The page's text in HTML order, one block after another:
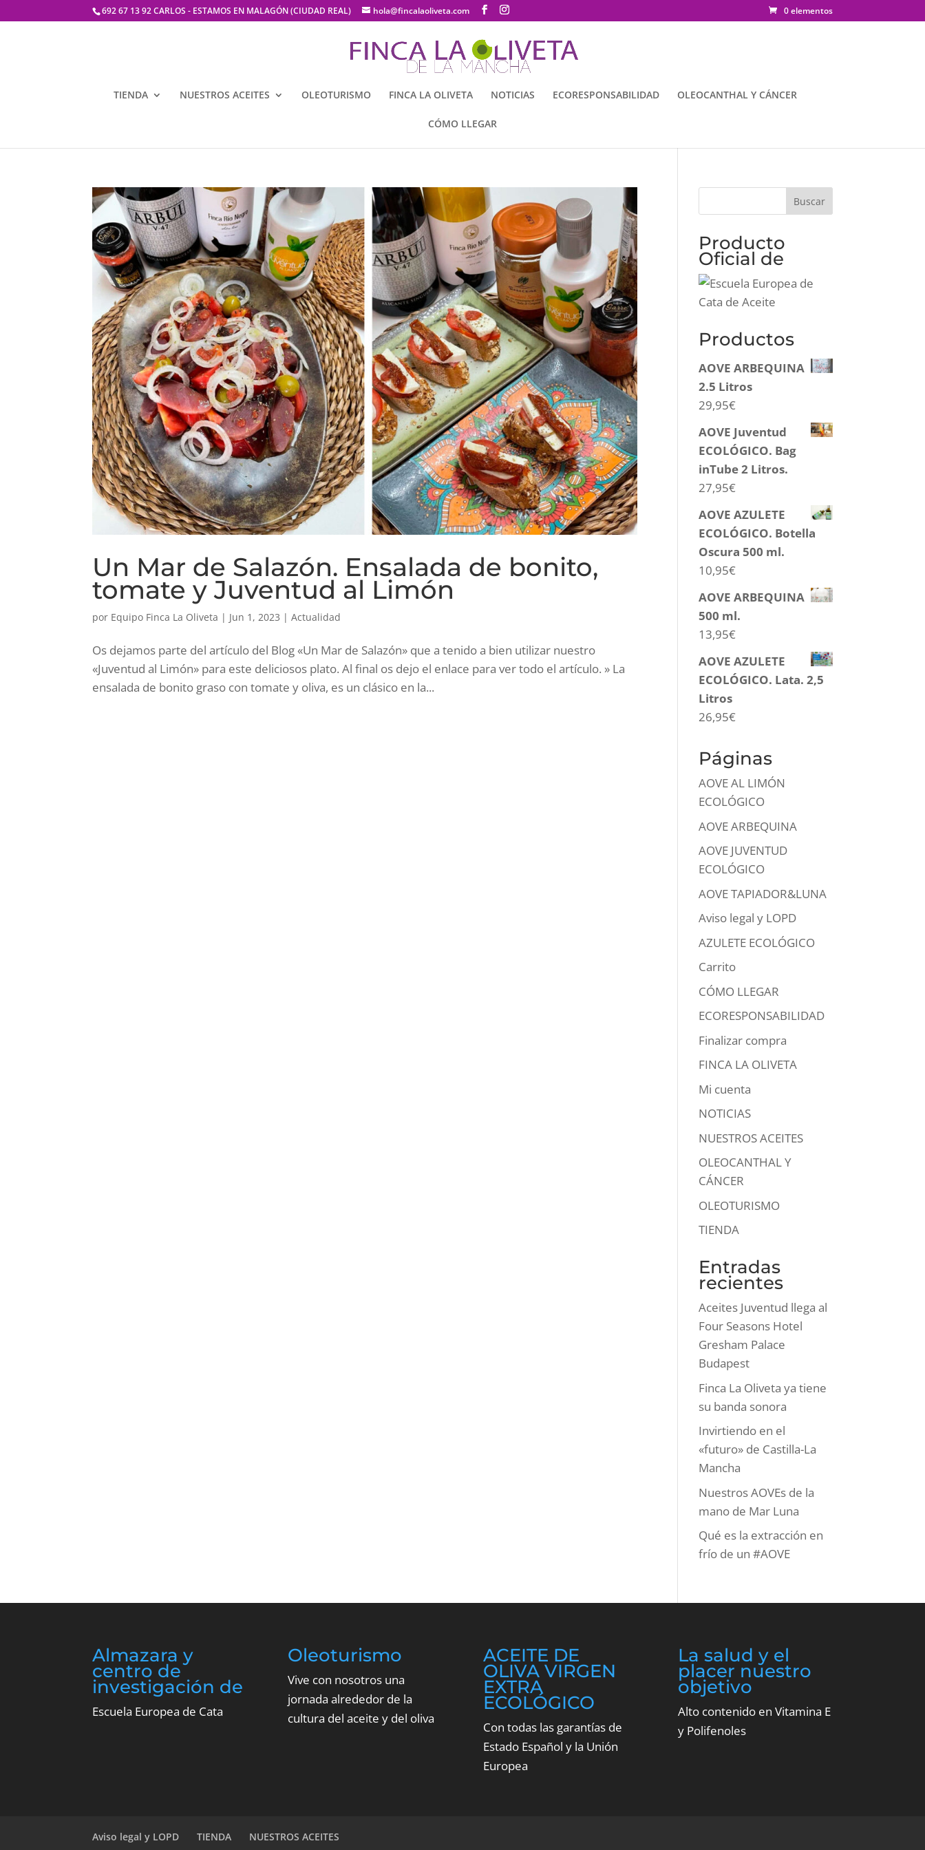
692 67 13 92 CARLOS - ESTAMOS EN MALAGÓN (CIUDAD REAL) hola@fincalaoliveta.com 0 elementos
TIENDA NUESTROS ACEITES OLEOTURISMO FINCA LA OLIVETA NOTICIAS ECORESPONSABILIDAD OLEOCANTHAL Y CÁNCER
CÓMO LLEGAR
Un Mar de Salazón. Ensalada de bonito,
tomate y Juventud al Limón
por Equipo Finca La Oliveta | Jun 1, 2023 |Actualidad
Os dejamos parte del artículo del Blog «Un Mar de Salazón» que a tenido a bien utilizar nuestro
«Juventud al Limón» para este deliciosos plato. Al final os dejo el enlace para ver todo el artículo. » La
ensalada de bonito graso con tomate y oliva, es un clásico en la...
Producto
Oficial de
Productos
AOVE ARBEQUINA
2.5 Litros
29,95€
AOVE Juventud
ECOLÓGICO. Bag
inTube 2 Litros.
27,95€
AOVE AZULETE
ECOLÓGICO. Botella
Oscura 500 ml.
10,95€
AOVE ARBEQUINA
500 ml.
13,95€
AOVE AZULETE
ECOLÓGICO. Lata. 2,5
Litros
26,95€
Páginas
AOVE AL LIMÓN
ECOLÓGICO
AOVE ARBEQUINA
AOVE JUVENTUD
ECOLÓGICO
AOVE TAPIADOR&LUNA
Aviso legal y LOPD
AZULETE ECOLÓGICO
Carrito
CÓMO LLEGAR
ECORESPONSABILIDAD
Finalizar compra
FINCA LA OLIVETA
Mi cuenta
NOTICIAS
NUESTROS ACEITES
OLEOCANTHAL Y
CÁNCER
OLEOTURISMO
TIENDA
Entradas
recientes
Aceites Juventud llega al
Four Seasons Hotel
Gresham Palace
Budapest
Finca La Oliveta ya tiene
su banda sonora
Invirtiendo en el
«futuro» de Castilla-La
Mancha
Nuestros AOVEs de la
mano de Mar Luna
Qué es la extracción en
frío de un #AOVE
Almazara y
centro de
investigación de
Escuela Europea de Cata
Oleoturismo
Vive con nosotros una
jornada alrededor de la
cultura del aceite y del oliva
ACEITE DE
OLIVA VIRGEN
EXTRA
ECOLÓGICO
Con todas las garantías de
Estado Español y la Unión
Europea
La salud y el
placer nuestro
objetivo
Alto contenido en Vitamina E
y Polifenoles
Aviso legal y LOPD TIENDA NUESTROS ACEITES